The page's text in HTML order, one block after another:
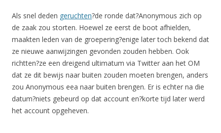
Als snel deden geruchten?de ronde dat?Anonymous zich op
de zaak zou storten. Hoewel ze eerst de boot afhielden,
maakten leden van de groepering?enige later toch bekend dat
ze nieuwe aanwijzingen gevonden zouden hebben. Ook
richtten?ze een dreigend ultimatum via Twitter aan het OM
dat ze dit bewijs naar buiten zouden moeten brengen, anders
zou Anonymous eea naar buiten brengen. Er is echter na die
datum?niets gebeurd op dat account en?korte tijd later werd
het account opgeheven.